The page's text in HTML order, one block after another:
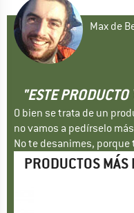
Max de
"ESTE
O bien se trata de un
no vamos a pedírselo
No te desanimes,
PRODUCTOS